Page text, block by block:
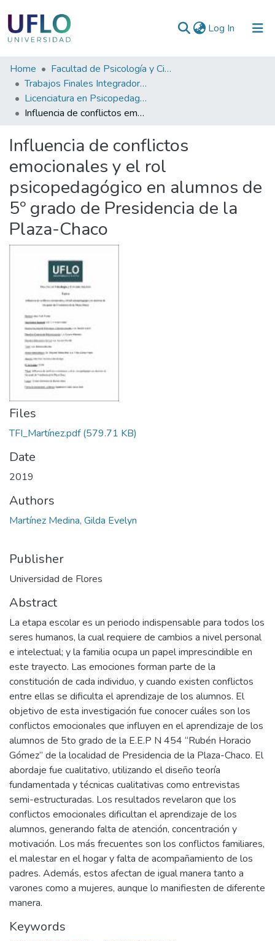
Log In (current)
Communities
&
Collections
Statistics
Home
Facultad de Psicología y Ciencias Sociales
Trabajos Finales Integradores (TFI) de Grado
Licenciatura en Psicopedagogía
Influencia de conflictos emocionales y el rol psicopedagógico en alumnos de 5º grado de Presidencia de la Plaza-Chaco
Influencia de conflictos
emocionales y el rol
psicopedagógico en alumnos de
5º grado de Presidencia de la
Plaza-Chaco
Files
TFI_Martínez.pdf(579.71 KB)
Date
2019
Authors
Martínez Medina, Gilda Evelyn
Publisher
Universidad de Flores
Abstract
La etapa escolar es un periodo indispensable para todos los
seres humanos, la cual requiere de cambios a nivel personal
e intelectual; y la familia ocupa un papel imprescindible en
este trayecto. Las emociones forman parte de la
constitución de cada individuo, y cuando existen conflictos
entre ellas se dificulta el aprendizaje de los alumnos. El
objetivo de esta investigación fue conocer cuáles son los
conflictos emocionales que influyen en el aprendizaje de los
alumnos de 5to grado de la E.E.P N 454 “Rubén Horacio
Gómez” de la localidad de Presidencia de la Plaza-Chaco. El
abordaje fue cualitativo, utilizando el diseño teoría
fundamentada y técnicas cualitativas como entrevistas
semi-estructuradas. Los resultados revelaron que los
conflictos emocionales dificultan el aprendizaje de los
alumnos, generando falta de atención, concentración y
motivación. Los más frecuentes son los conflictos familiares,
el malestar en el hogar y falta de acompañamiento de los
padres. Además, estos afectan de igual manera tanto a
varones como a mujeres, aunque lo manifiesten de diferente
manera.
Keywords